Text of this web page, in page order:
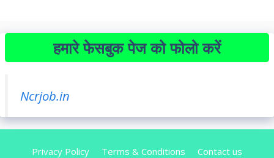
हमारे फेसबुक पेज को फोलो करें
Ncrjob.in
Privacy Policy Terms & Conditions
Contact us